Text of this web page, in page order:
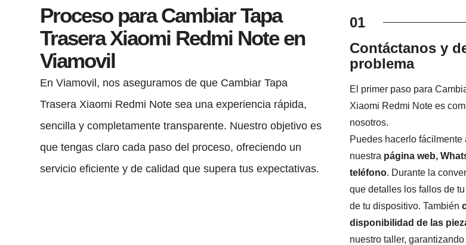
Proceso para Cambiar Tapa
Trasera Xiaomi Redmi Note en
Viamovil
En Viamovil, nos aseguramos de que Cambiar Tapa
Trasera Xiaomi Redmi Note sea una experiencia rápida,
sencilla y completamente transparente. Nuestro objetivo es
que tengas claro cada paso del proceso, ofreciendo un
servicio eficiente y de calidad que supera tus expectativas.
01
Contáctanos y
problema
El primer paso para
Xiaomi Redmi Note es
nosotros.
Puedes hacerlo fácilmente
nuestra página web,
teléfono. Durante la
que detalles los fallos de
de tu dispositivo. También
disponibilidad de las
nuestro taller,